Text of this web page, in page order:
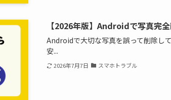
【2026年版】Androidで写真完
Androidで大切な写真を誤って削除し
安...
2026年7月7日 スマホトラブル